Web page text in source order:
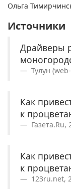
Ольга
Источники
Драйверы
Тулун
Как
к
Газета.Ru,
Как
к
123ru.net,